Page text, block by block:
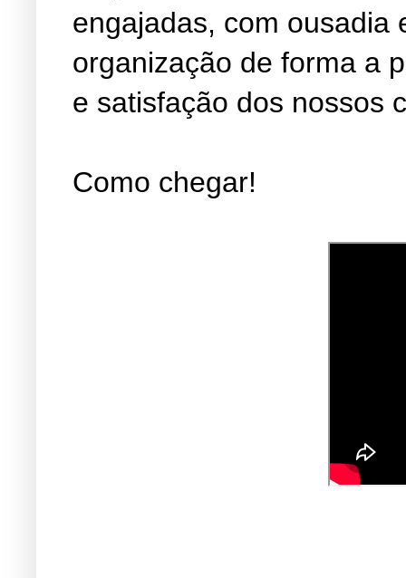
engajadas, com ousadia
organização de forma a
e satisfação dos nossos
Como chegar!